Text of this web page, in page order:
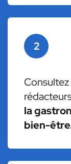
2
la
bien-